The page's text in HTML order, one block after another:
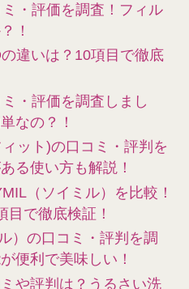
・評価を調査！フィル
！
違いは？10項目で徹底
・評価を調査しまし
なの？！
ット)の口コミ・評判を
る使い方も解説！
（ソイミル）を比較！
目で徹底検証！
）の口コミ・評判を調
便利で美味しい！
や評判は？うるさい洗